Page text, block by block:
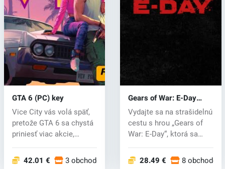
GTA 6 (PC) key
Vice City vás volá späť,
pretože GTA 6 sa chystá
priniesť viac akcie,
42.01 € 3 obchodoch
Gears of War: E-Day
(PC) key
Vydajte sa na strašidelnú
cestu s hrou „Gears of
War: E-Day“, ktorá sa
28.49 € 8 obchodoch